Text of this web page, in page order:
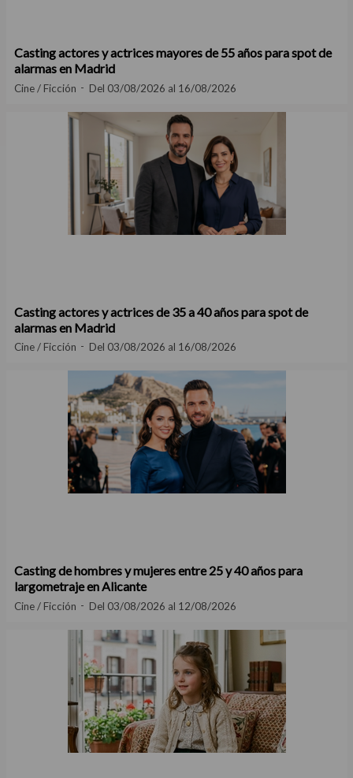
Casting actores y actrices mayores de 55 años para spot de
alarmas en Madrid
Cine / Ficción Del 03/08/2026 al 16/08/2026
Casting actores y actrices de 35 a 40 años para spot de
alarmas en Madrid
Cine / Ficción Del 03/08/2026 al 16/08/2026
Casting de hombres y mujeres entre 25 y 40 años para
largometraje en Alicante
Cine / Ficción Del 03/08/2026 al 12/08/2026